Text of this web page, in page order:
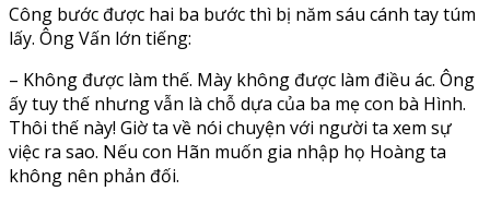
Công bước được hai ba bước thì bị năm sáu cánh tay túm
lấy. Ông Vấn lớn tiếng:
– Không được làm thế. Mày không được làm điều ác. Ông
ấy tuy thế nhưng vẫn là chỗ dựa của ba mẹ con bà Hình.
Thôi thế này! Giờ ta về nói chuyện với người ta xem sự
việc ra sao. Nếu con Hãn muốn gia nhập họ Hoàng ta
không nên phản đối.